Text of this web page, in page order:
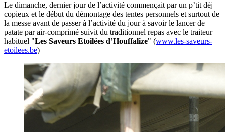
Le dimanche, dernier jour de l’activité commençait par un p’tit dèj
copieux et le début du démontage des tentes personnels et surtout de
la messe avant de passer à l’activité du jour à savoir le lancer de
patate par air-comprimé suivit du traditionnel repas avec le traiteur
habituel "Les Saveurs Etoilées d’Houffalize" (www.les-saveurs-
etoilees.be)